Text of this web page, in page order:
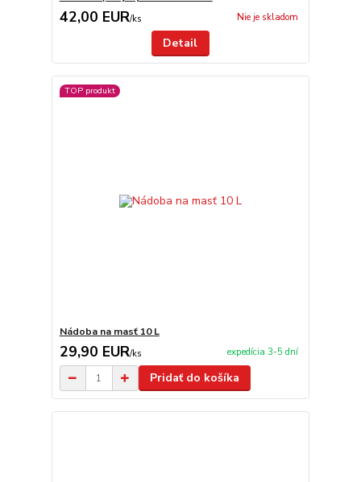
42,00 EUR/ks Nie je skladom
Detail
TOP produkt
Nádoba na masť 10 L
29,90 EUR/ks expedícia 3-5 dní
Pridať do košíka